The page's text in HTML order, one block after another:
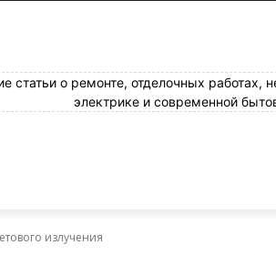
статьи о ремонте, отделочных работах,
электрике и современной
излучения